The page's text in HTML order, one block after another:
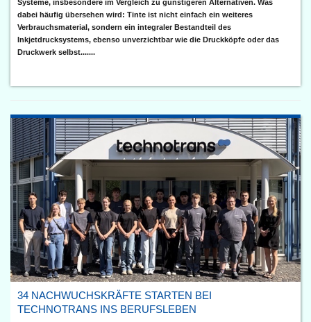
Systeme, insbesondere im Vergleich zu günstigeren Alternativen. Was
dabei häufig übersehen wird: Tinte ist nicht einfach ein weiteres
Verbrauchsmaterial, sondern ein integraler Bestandteil des
Inkjetdrucksystems, ebenso unverzichtbar wie die Druckköpfe oder das
Druckwerk selbst.......
34 NACHWUCHSKRÄFTE STARTEN BEI
TECHNOTRANS INS BERUFSLEBEN